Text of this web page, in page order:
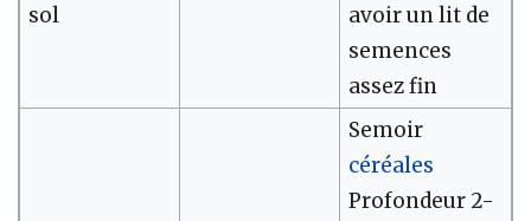
sol
avoir un lit de
semences
assez fin
Semoir
céréales
Profondeur 2-